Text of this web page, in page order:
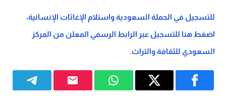
للتسجيل في الحملة السعودية واستلام الإغاثات الإنسانية،
اضغط هنا للتسجيل عبر الرابط الرسمي المعلن من المركز
السعودي للثقافة والتراث.